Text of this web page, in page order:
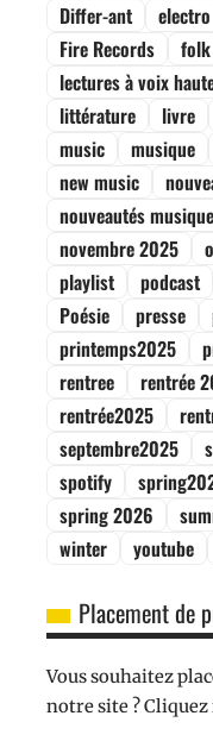
Differ-ant
electro
Fire Records
folk
lectures à voix
littérature
livre
music
musique
new music
nouveautés musique
novembre 2025
playlist
podcast
Poésie
presse
printemps2025
rentree
rentrée
rentrée2025
septembre2025
spotify
spring 2026
winter
youtube
Placement de
Vous souhaitez
notre site ? Cliquez